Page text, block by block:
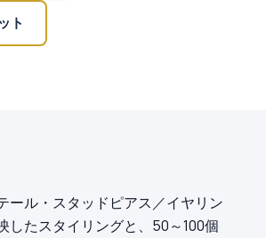
ト
ール・スタッドピアス／イヤリン
したスタイリングと、50～100個